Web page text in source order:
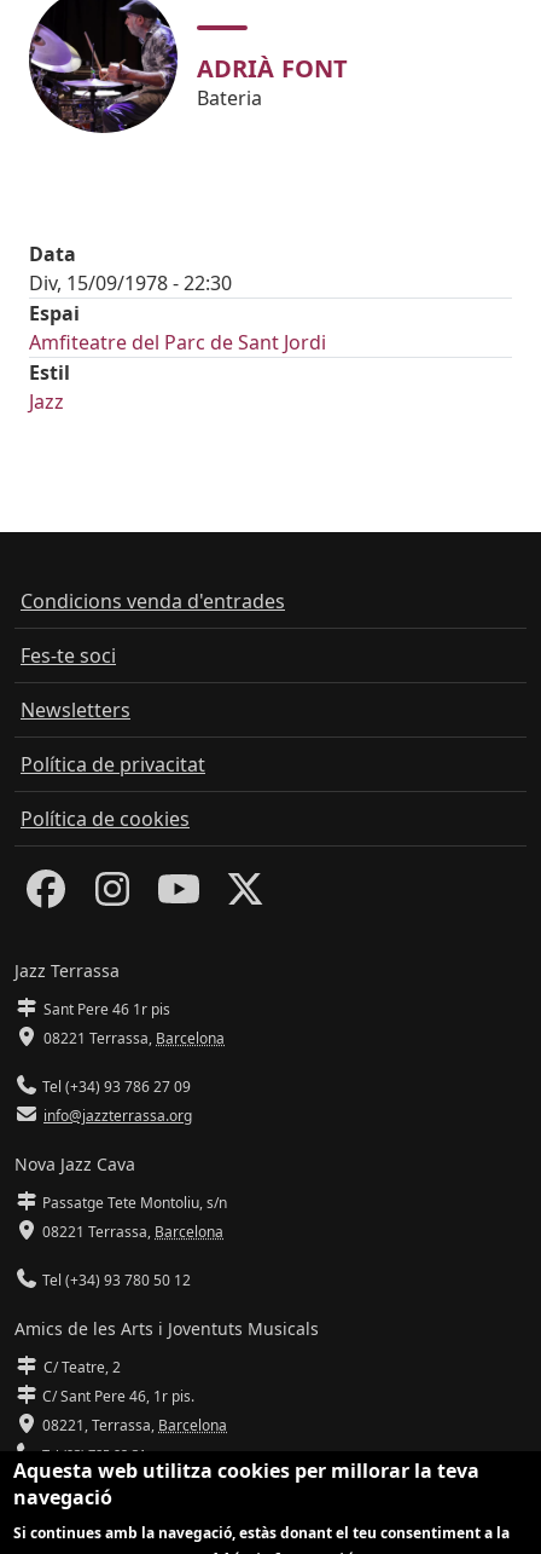
ADRIÀ FONT
Bateria
Data
Div, 15/09/1978 - 22:30
Espai
Amfiteatre del Parc de Sant Jordi
Estil
Jazz
Condicions venda d'entrades
Fes-te soci
Newsletters
Política de privacitat
Política de cookies
Jazz Terrassa
Sant Pere 46 1r pis
08221 Terrassa, Barcelona
Tel (+34) 93 786 27 09
info@jazzterrassa.org
Nova Jazz Cava
Passatge Tete Montoliu, s/n
08221 Terrassa, Barcelona
Tel (+34) 93 780 50 12
Amics de les Arts i Joventuts Musicals
C/ Teatre, 2
C/ Sant Pere 46, 1r pis.
08221,Terrassa, Barcelona
Tel (93) 785 92 31
info@amicsdelesarts-jjmm.cat
Aquesta web utilitza cookies per millorar la teva
navegació
Si continues amb la navegació, estàs donant el teu consentiment a la